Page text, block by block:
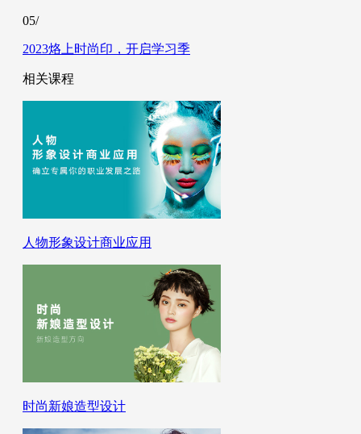
05/
2023烙上时尚印，开启学习季
相关课程
人物形象设计商业应用
时尚新娘造型设计